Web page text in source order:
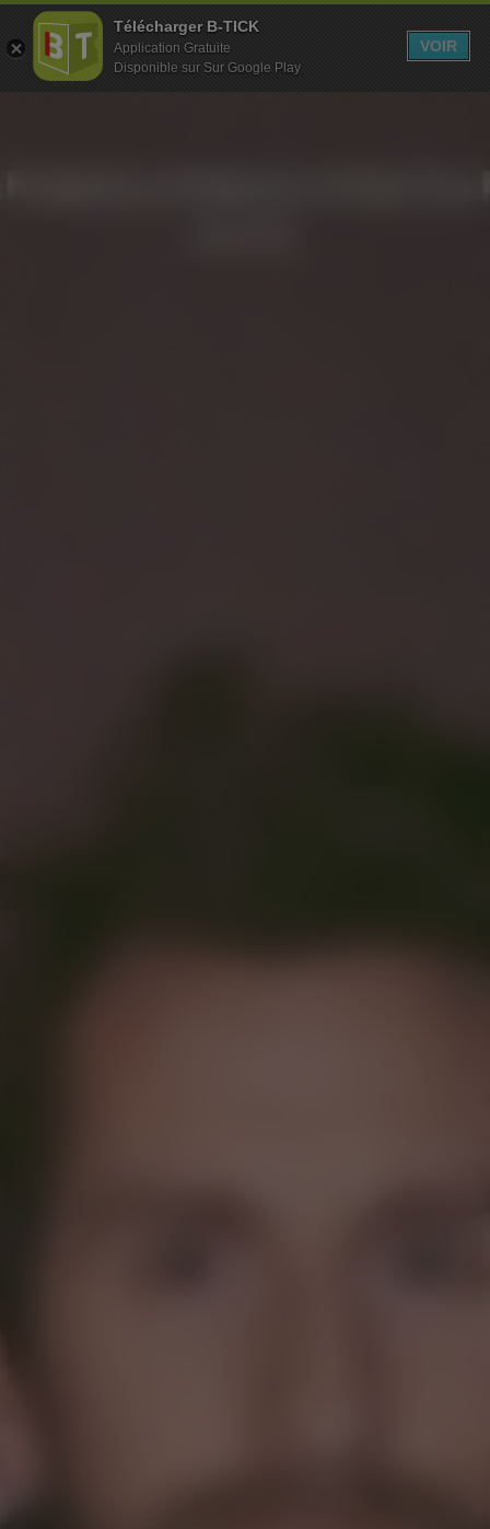
Télécharger B-TICK
Application Gratuite
Disponible sur Sur Google Play
VOIR